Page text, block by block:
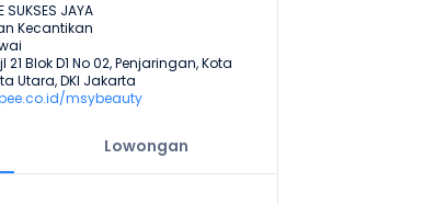
SUKSES JAYA
Kecantikan
Blok D1 No 02, Penjaringan, Kota
Utara, DKI Jakarta
msybeauty
Lowongan